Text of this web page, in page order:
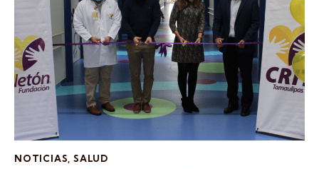
NOTICIAS ,SALUD